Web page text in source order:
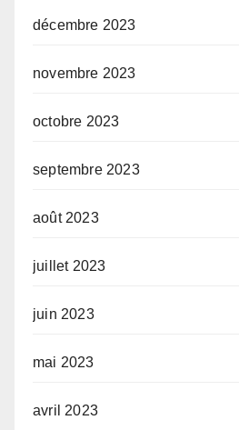
décembre 2023
novembre 2023
octobre 2023
septembre 2023
août 2023
juillet 2023
juin 2023
mai 2023
avril 2023